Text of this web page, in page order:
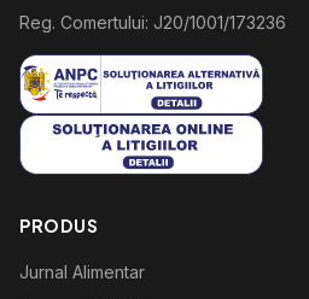
Reg. Comertului: J20/1001/173236
PRODUS
Jurnal Alimentar